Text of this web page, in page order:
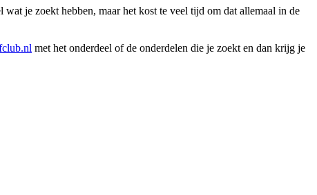
je zoekt hebben, maar het kost te veel tijd om dat allemaal in de
met het onderdeel of de onderdelen die je zoekt en dan krijg je